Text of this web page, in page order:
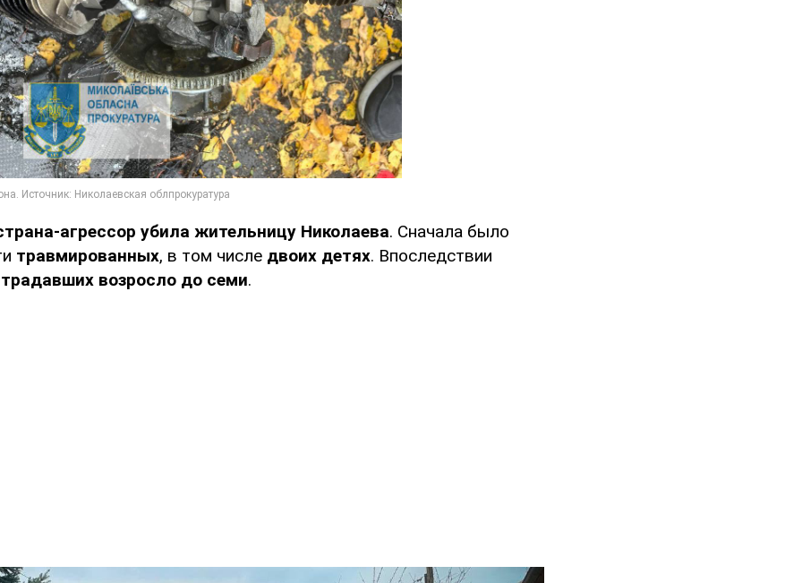
агрессор убила жительницу Николаева. Сначала было
травмированных, в том числе двоих детях. Впоследствии
возросло до семи.